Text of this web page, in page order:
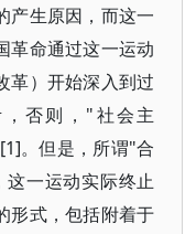
产生原因，而这一
革命通过这一运动
革）开始深入到过
否则，"社会主
。但是，所谓"合
一运动实际终止
形式，包括附着于